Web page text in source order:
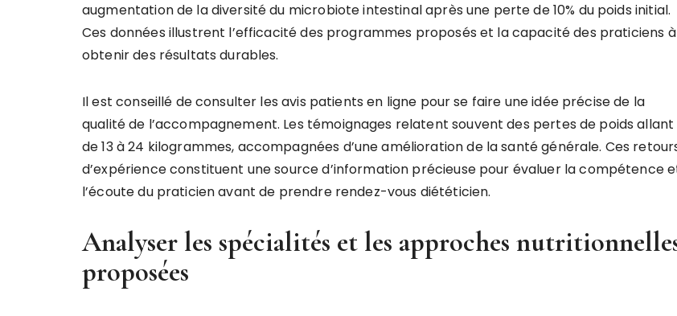
augmentation de la diversité du microbiote intestinal après une perte de 10% du poids initial.
Ces données illustrent l’efficacité des programmes proposés et la capacité des praticiens à
obtenir des résultats durables.
Il est conseillé de consulter les avis patients en ligne pour se faire une idée précise de la
qualité de l’accompagnement. Les témoignages relatent souvent des pertes de poids allant
de 13 à 24 kilogrammes, accompagnées d’une amélioration de la santé générale. Ces
d’expérience constituent une source d’information précieuse pour évaluer la compétence
l’écoute du praticien avant de prendre rendez-vous diététicien.
Analyser les spécialités et les approches
proposées